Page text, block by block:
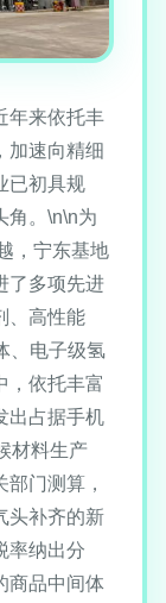
年来依托丰
加速向精细
已初具规
角。\n\n为
，宁东基地
了多项先进
、高性能
、电子级氢
，依托丰富
出占据手机
材料生产
门测算，
头补齐的新
率纳出分
商品中间体